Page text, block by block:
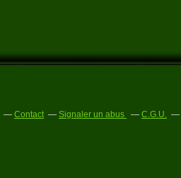
Contact Signaler un abus C.G.U.